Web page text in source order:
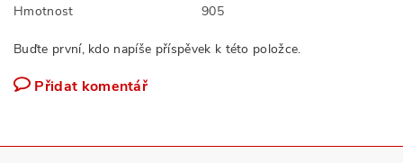
Hmotnost
905
Buďte první, kdo napíše příspěvek k této položce.
Přidat komentář